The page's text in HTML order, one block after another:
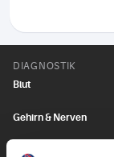
DIAGNOSTIK
Blut
Gehirn & Nerven
Herz & Kreislauf